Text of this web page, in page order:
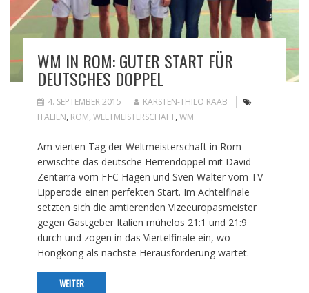
WM IN ROM: GUTER START FÜR
DEUTSCHES DOPPEL
4. SEPTEMBER 2015
KARSTEN-THILO RAAB
ITALIEN, ROM, WELTMEISTERSCHAFT, WM
Am vierten Tag der Weltmeisterschaft in Rom
erwischte das deutsche Herrendoppel mit David
Zentarra vom FFC Hagen und Sven Walter vom TV
Lipperode einen perfekten Start. Im Achtelfinale
setzten sich die amtierenden Vizeeuropasmeister
gegen Gastgeber Italien mühelos 21:1 und 21:9
durch und zogen in das Viertelfinale ein, wo
Hongkong als nächste Herausforderung wartet.
WEITER